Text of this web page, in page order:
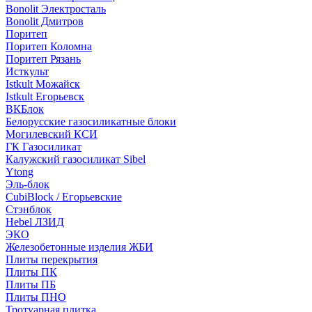
Bonolit Электросталь
Bonolit Дмитров
Поритеп
Поритеп Коломна
Поритеп Рязань
Исткульт
Istkult Можайск
Istkult Егорьевск
ВКБлок
Белорусские газосиликатные блоки
Могилевский КСИ
ГК Газосиликат
Калужский газосиликат Sibel
Ytong
Эль-блок
CubiBlock / Егорьевские
Стэнблок
Hebel ЛЗИД
ЭКО
Железобетонные изделия ЖБИ
Плиты перекрытия
Плиты ПК
Плиты ПБ
Плиты ПНО
Тротуарная плитка